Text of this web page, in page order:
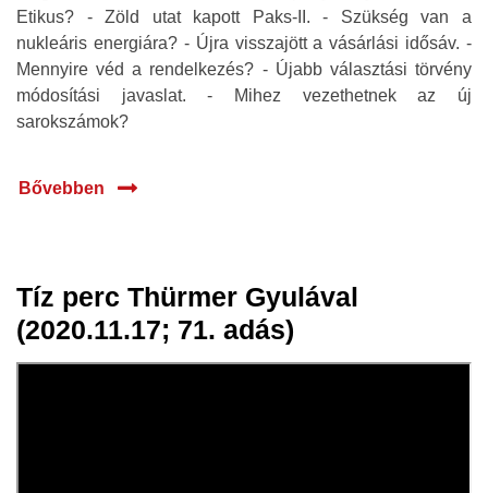
Etikus? - Zöld utat kapott Paks-II. - Szükség van a
nukleáris energiára? - Újra visszajött a vásárlási idősáv. -
Mennyire véd a rendelkezés? - Újabb választási törvény
módosítási javaslat. - Mihez vezethetnek az új
sarokszámok?
Bővebben
17 nov.
2020
Tíz perc Thürmer Gyulával
(2020.11.17; 71. adás)